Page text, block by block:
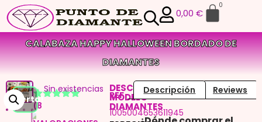
0,00 €
0
CALABAZA HAPPY HALLOWEEN BORDADO DE
DIAMANTES
¡Oferta!
Valorado
con
7
(8
Sin existencias
REF
1005004653611945
DESCRIPCION
MODELO
DIAMANTES
Descripción Reviews